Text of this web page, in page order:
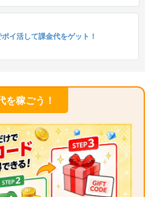
イ活して課金代をゲット！
を稼ごう！